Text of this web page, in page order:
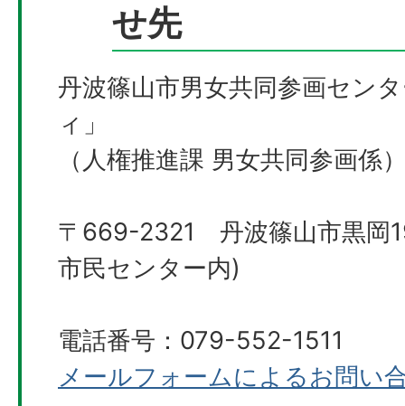
せ先
丹波篠山市男女共同参画セン
ィ」
（人権推進課 男女共同参画係
〒669-2321 ​​​​​​丹波篠山市黒岡
市民センター内)
電話番号：079-552-1511
メールフォームによるお問い